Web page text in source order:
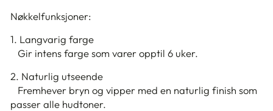
Nøkkelfunksjoner:
1. Langvarig farge
Gir intens farge som varer opptil 6 uker.
2. Naturlig utseende
Fremhever bryn og vipper med en naturlig finish som
passer alle hudtoner.